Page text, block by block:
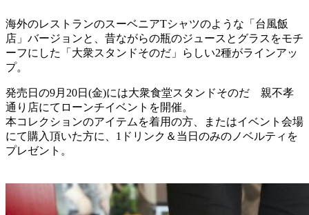
海外のレストランのスーベニアTシャツのような「台風飯
店」バージョンと、昔ながらの瓶のジュースとグラスをモチ
ーフにした「大衆スタンドそのだ」らしい2種がラインアッ
プ。
発売日の9月20日(金)には大衆食堂スタンドそのだ 親不孝
通り店にてローンチイベントを開催。
本コレクションのアイテムを着用の方、またはイベント会場
にて購入頂いた方に、1ドリンク＆当日のみのノベルティを
プレゼント。